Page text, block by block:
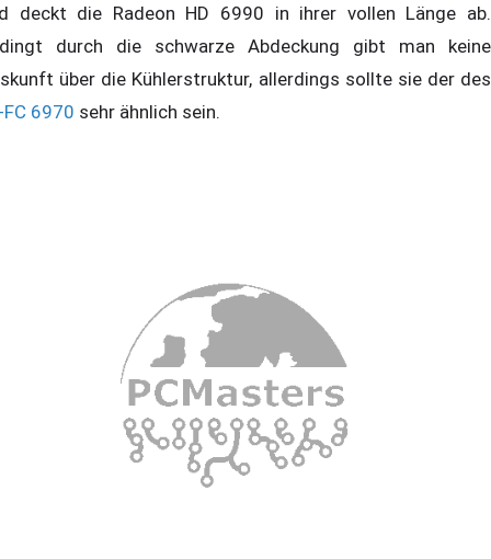
deckt die Radeon HD 6990 in ihrer vollen Länge ab.
durch die schwarze Abdeckung gibt man keine
über die Kühlerstruktur, allerdings sollte sie der des
FC 6970 sehr ähnlich sein.